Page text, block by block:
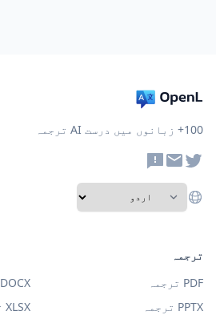
100+ زبانوں میں درست AI ترجمہ
ترجمہ
PDF ترجمہ
DOCX ترجمہ
PPTX ترجمہ
XLSX ترجمہ